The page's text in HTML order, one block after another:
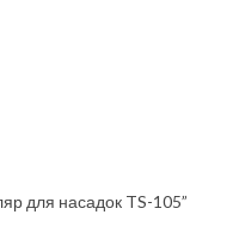
для насадок TS-105”